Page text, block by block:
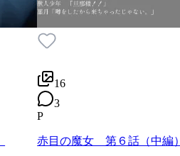
16
3
P
赤目の魔女 第６話（中編）